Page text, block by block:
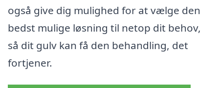
også give dig mulighed for at vælge den
bedst mulige løsning til netop dit behov,
så dit gulv kan få den behandling, det
fortjener.